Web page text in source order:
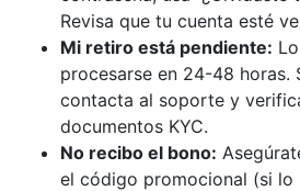
Revisa que tu cuenta esté
Mi retiro está pendiente:
procesarse en 24-48 horas.
contacta al soporte y
documentos KYC.
No recibo el bono:
el código promocional (si lo